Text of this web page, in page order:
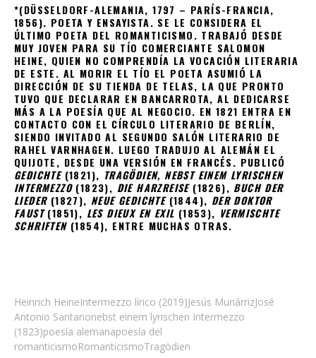
ÚLTIMO POETA DEL ROMANTICISMO. TRABAJÓ DESDE
MUY JOVEN PARA SU TÍO COMERCIANTE SALOMON
HEINE, QUIEN NO COMPRENDÍA LA VOCACIÓN LITERARIA
DE ESTE. AL MORIR EL TÍO EL POETA ASUMIÓ LA
DIRECCIÓN DE SU TIENDA DE TELAS, LA QUE PRONTO
TUVO QUE DECLARAR EN BANCARROTA, AL DEDICARSE
MÁS A LA POESÍA QUE AL NEGOCIO. EN 1821 ENTRA EN
CONTACTO CON EL CÍRCULO LITERARIO DE BERLÍN,
SIENDO INVITADO AL SEGUNDO SALÓN LITERARIO DE
RAHEL VARNHAGEN. LUEGO TRADUJO AL ALEMÁN EL
QUIJOTE, DESDE UNA VERSIÓN EN FRANCÉS. PUBLICÓ
GEDICHTE(1821),TRAGÖDIEN, NEBST EINEM LYRISCHEN
INTERMEZZO(1823),DIE HARZREISE(1826),
BUCH DER
LIEDER(1827),NEUE GEDICHTE(1844),DER DOKTOR
FAUST(1851),LES DIEUX EN EXIL(1853),VERMISCHTE
SCHRIFTEN(1854), ENTRE MUCHAS OTRAS.
(1823)poesía alemanapoesía del
romanticismoRomanticismoTragödien
PreviousSintaxis, fronteras y sueño americano… entrevista a Adolfo